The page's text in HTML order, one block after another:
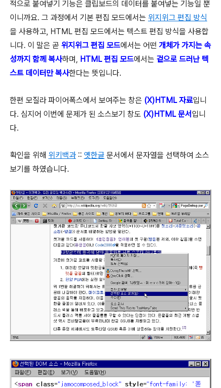
적으로 붙여넣기 기능은 클립보드의 데이터를 붙여넣는 기능일 뿐
이니까요. 그 과정에서 기본 편집 모드에서는 위지위그 편집 방식
을 사용하고, HTML 편집 모드에서는 텍스트 편집 방식을 사용합
니다. 이 말은 곧 위지위그 편집 모드에서는 어떤 개체가 가지는 속
성까지 함께 복사하며, HTML 편집 모드에서는 겉으로 드러난 텍
스트 데이터만 복사한다는 뜻입니다.
한편 모질라 파이어폭스에서 보여주는 창은 (X)HTML 자료입니
다. 심지어 이번에 문제가 된 소스보기 창도 (X)HTML 문서 입니
다.
확인을 위해 위키백과 :: 옛한글 문서에서 문자열을 선택하여 소스
보기를 하였습니다.